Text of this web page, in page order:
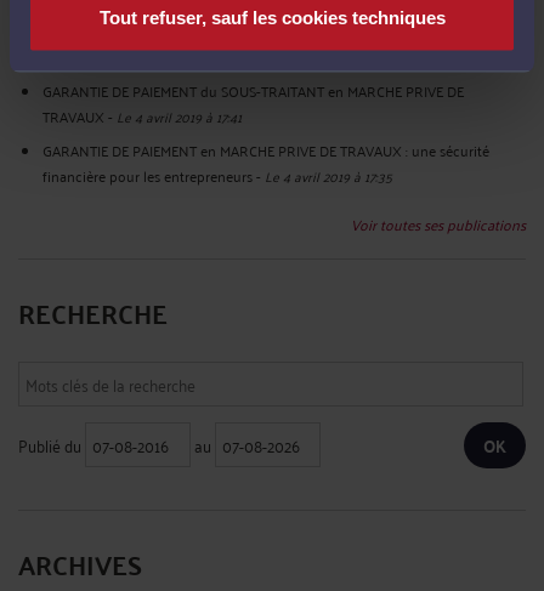
Tout refuser, sauf les cookies techniques
BAIL COMMERCIAL : Les travaux de l’article 606 et l’exception d’inexécution
Le 20 mai 2020 à 16:58
GARANTIE DE PAIEMENT du SOUS-TRAITANT en MARCHE PRIVE DE
TRAVAUX- Le 4 avril 2019 à 17:41
GARANTIE DE PAIEMENT en MARCHE PRIVE DE TRAVAUX : une sécurité
financière pour les entrepreneurs- Le 4 avril 2019 à 17:35
Voir toutes ses publications
RECHERCHE
Publié du au
ARCHIVES